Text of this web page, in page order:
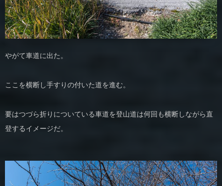
やがて車道に出た。
ここを横断し手すりの付いた道を進む。
要はつづら折りについている車道を登山道は何回も横断しながら直
登するイメージだ。